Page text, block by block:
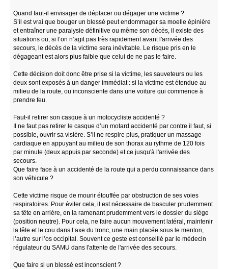
Quand faut-il envisager de déplacer ou dégager une victime ?
S’il est vrai que bouger un blessé peut endommager sa moelle épinière
et entraîner une paralysie définitive ou même son décès, il existe des
situations ou, si l’on n’agit pas très rapidement avant l'arrivée des
secours, le décès de la victime sera inévitable. Le risque pris en le
dégageant est alors plus faible que celui de ne pas le faire.
Cette décision doit donc être prise si la victime, les sauveteurs ou les
deux sont exposés à un danger immédiat : si la victime est étendue au
milieu de la route, ou inconsciente dans une voiture qui commence à
prendre feu.
Faut-il retirer son casque à un motocycliste accidenté ?
Il ne faut pas retirer le casque d’un motard accidenté par contre il faut, si
possible, ouvrir sa visière. S’il ne respire plus, pratiquer un massage
cardiaque en appuyant au milieu de son thorax au rythme de 120 fois
par minute (deux appuis par seconde) et ce jusqu'à l'arrivée des
secours.
Que faire face à un accidenté de la route qui a perdu connaissance dans
son véhicule ?
Cette victime risque de mourir étouffée par obstruction de ses voies
respiratoires. Pour éviter cela, il est nécessaire de basculer prudemment
sa tête en arrière, en la ramenant prudemment vers le dossier du siège
(position neutre). Pour cela, ne faire aucun mouvement latéral, maintenir
la tête et le cou dans l’axe du tronc, une main placée sous le menton,
l’autre sur l’os occipital. Souvent ce geste est conseillé par le médecin
régulateur du SAMU dans l'attente de l'arrivée des secours.
Que faire si un blessé est inconscient ?